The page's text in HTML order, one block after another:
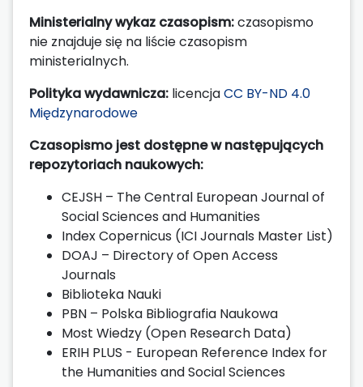
Ministerialny wykaz czasopism:czasopismo
nie znajduje się na liście czasopism
ministerialnych.
Polityka wydawnicza: licencjaCC BY-ND 4.0
Międzynarodowe
Czasopismo jest dostępne w następujących
repozytoriach naukowych:
CEJSH – The Central European Journal of
Social Sciences and Humanities
Index Copernicus (ICI Journals Master List)
DOAJ – Directory of Open Access
Journals
Biblioteka Nauki
PBN – Polska Bibliografia Naukowa
Most Wiedzy (Open Research Data)
ERIH PLUS - European Reference Index for
the Humanities and Social Sciences